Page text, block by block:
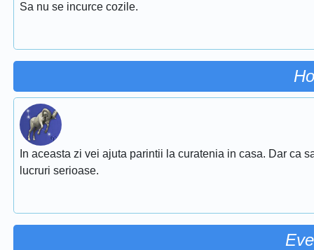
Sa nu se incurce cozile.
In aceasta zi vei ajuta parintii la curatenia in casa. Dar ca
lucruri serioase.